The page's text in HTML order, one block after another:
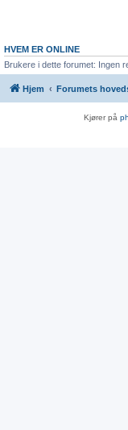
HVEM ER ONLINE
Brukere i dette forumet: Ingen
Hjem Forumets
Kjører på